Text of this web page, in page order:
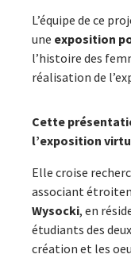
L’équipe de ce
une exposition
l’histoire des
réalisation de
Cette
l’exposition
Elle croise
associant
Wysocki, en
étudiants des
création et les